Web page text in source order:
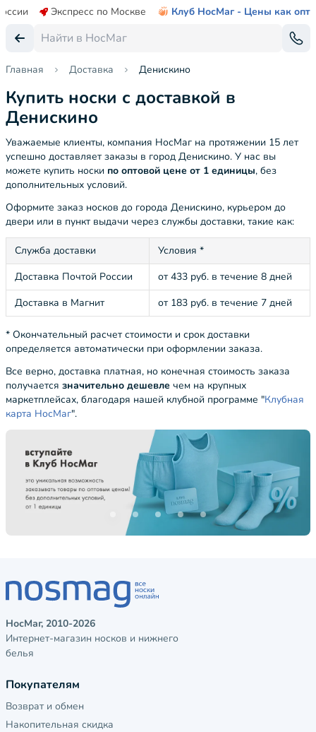
Экспресс по Москве Клуб НосМаг - Цены как опт
Главная Доставка Денискино
Купить носки с доставкой в
Денискино
Уважаемые клиенты, компания НосМаг на протяжении 15 лет
успешно доставляет заказы в город Денискино. У нас вы
можете купить носки по оптовой цене от 1 единицы, без
дополнительных условий.
Оформите заказ носков до города Денискино, курьером до
двери или в пункт выдачи через службы доставки, такие как:
Служба доставки
Условия *
Доставка Почтой России
от 433 руб. в течение 8 дней
Доставка в Магнит
от 183 руб. в течение 7 дней
* Окончательный расчет стоимости и срок доставки
определяется автоматически при оформлении заказа.
Все верно, доставка платная, но конечная стоимость заказа
получается значительно дешевле чем на крупных
маркетплейсах, благодаря нашей клубной программе "Клубная
карта НосМаг".
НосМаг, 2010-2026
Интернет-магазин носков и нижнего
белья
Покупателям
Возврат и обмен
Накопительная скидка